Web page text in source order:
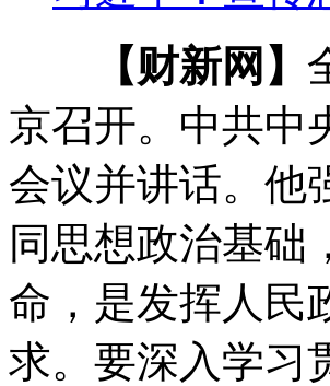
【财新网】
京召开。中共中
会议并讲话。他
同思想政治基础
命，是发挥人民
求。要深入学习